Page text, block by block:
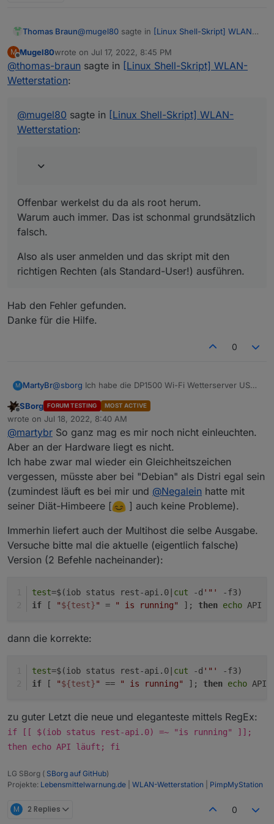
Thomas Braun@mugel80 sagte in [Linux Shell-Skript] WLAN-
Mach ich was falsch?
Warum auch immer. Das ist schonmal
grundsätzlich falsch.
Also als user anmelden und das skript mit den
richtigen Rechten (als Standard-User!)
M
Offline
Mugel80wrote on Jul 17, 2022, 8:45 PM
last edited by
@thomas-braun sagte in [Linux Shell-Skript] WLAN-
Wetterstation:
@mugel80 sagte in [Linux Shell-Skript] WLAN-
Wetterstation:
Offenbar werkelst du da als root herum.
Warum auch immer. Das ist schonmal grundsätzlich
falsch.
Also als user anmelden und das skript mit den
richtigen Rechten (als Standard-User!) ausführen.
Hab den Fehler gefunden.
Danke für die Hilfe.
0
M MartyBr@sborg Ich habe die DP1500 Wi-Fi Wetterserver USB-
DP100 Bodenfeuchtesensor.
Offline
SBorg FORUM TESTING MOST ACTIVE
wrote on Jul 18, 2022, 8:40 AM
last edited by
@martybr So ganz mag es mir noch nicht einleuchten.
Aber an der Hardware liegt es nicht.
Ich habe zwar mal wieder ein Gleichheitszeichen
vergessen, müsste aber bei "Debian" als Distri egal sein
(zumindest läuft es bei mir und @Negalein hatte mit
seiner Diät-Himbeere [
] auch keine Probleme).
Immerhin liefert auch der Multihost die selbe Ausgabe.
Versuche bitte mal die aktuelle (eigentlich falsche)
Version (2 Befehle nacheinander):
test=$(iob status rest-api.0| cut -d '"'
-f3)
if [ "${test}" = " is running" ]; then echo API
dann die korrekte:
test=$(iob status rest-api.0| cut -d '"'
-f3)
if [ "${test}" == " is running" ]; then echo
zu guter Letzt die neue und eleganteste mittels RegEx:
if [[ $(iob status rest-api.0) =~ "is running" ]];
then echo API läuft; fi
LG SBorg ( SBorg auf GitHub)
Projekte: Lebensmittelwarnung.de WLAN-Wetterstation PimpMyStation
M 2 Replies 0